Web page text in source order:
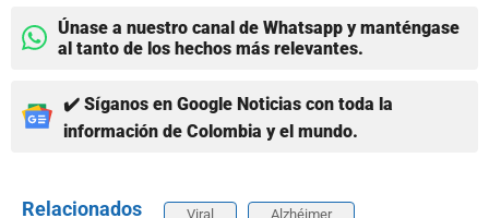
Únase a nuestro canal de Whatsapp y manténgase
al tanto de los hechos más relevantes.
✔️ Síganos en Google Noticias con toda la
información de Colombia y el mundo.
Relacionados Viral Alzhéimer